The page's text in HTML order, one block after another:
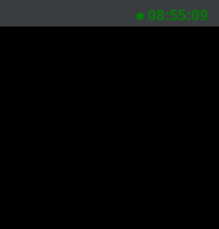
08:55:09